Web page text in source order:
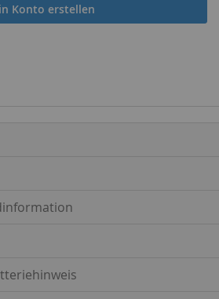
Konto erstellen